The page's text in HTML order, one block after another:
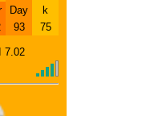
Day
93
k
75
7.02